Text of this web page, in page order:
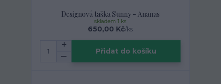
Designová taška Sunny - Ananas
650,00 Kč/ks
skladem 1 ks
Přidat do košíku